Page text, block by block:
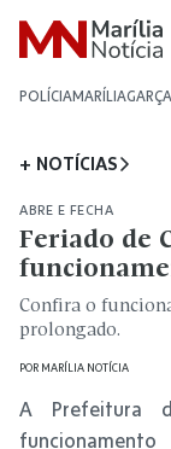
POLÍCIAMARÍLIAGARÇA
+ NOTÍCIAS
ABRE E FECHA
Feriado de
Confira o
prolongado.
POR MARÍLIA NOTÍCIA
A Prefeitura